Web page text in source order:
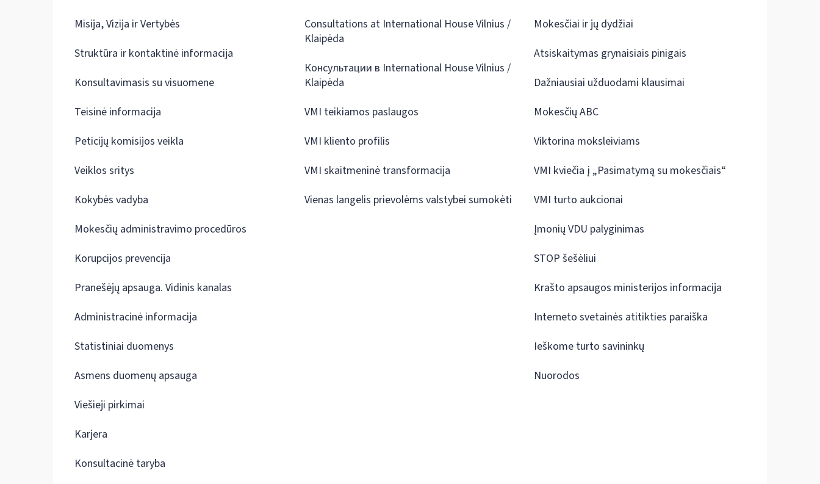
Misija, Vizija ir Vertybės
Struktūra ir kontaktinė informacija
Konsultavimasis su visuomene
Teisinė informacija
Peticijų komisijos veikla
Veiklos sritys
Kokybės vadyba
Mokesčių administravimo procedūros
Korupcijos prevencija
Pranešėjų apsauga. Vidinis kanalas
Administracinė informacija
Statistiniai duomenys
Asmens duomenų apsauga
Viešieji pirkimai
Karjera
Konsultacinė taryba
Consultations at International House Vilnius /
Klaipėda
Консультации в International House Vilnius /
Klaipėda
VMI teikiamos paslaugos
VMI kliento profilis
VMI skaitmeninė transformacija
Vienas langelis prievolėms valstybei sumokėti
Mokesčiai ir jų dydžiai
Atsiskaitymas grynaisiais pinigais
Dažniausiai užduodami klausimai
Mokesčių ABC
Viktorina moksleiviams
VMI kviečia į „Pasimatymą su mokesčiais“
VMI turto aukcionai
Įmonių VDU palyginimas
STOP šešėliui
Krašto apsaugos ministerijos informacija
Interneto svetainės atitikties paraiška
Ieškome turto savininkų
Nuorodos